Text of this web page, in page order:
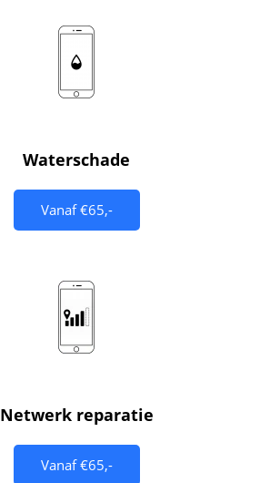
Waterschade
Vanaf €65,-
Netwerk reparatie
Vanaf €65,-